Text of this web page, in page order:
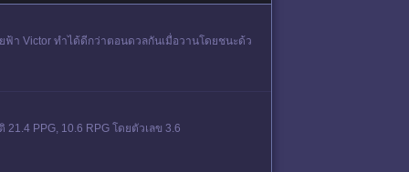
ยฟ้า Victor ทําได้ดีกว่าตอนดวลกันเมื่อวานโดยชนะด้ว
PPG, 10.6 RPG โดยตัวเลข 3.6